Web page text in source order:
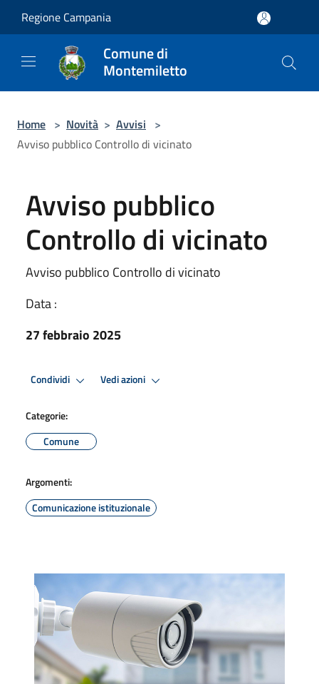
Regione Campania
Comune di
Montemiletto
Home > Novità > Avvisi >
Avviso pubblico Controllo di vicinato
Avviso pubblico
Controllo di vicinato
Avviso pubblico Controllo di vicinato
Data :
27 febbraio 2025
Condividi Vedi azioni
Categorie:
Comune
Argomenti:
Comunicazione istituzionale